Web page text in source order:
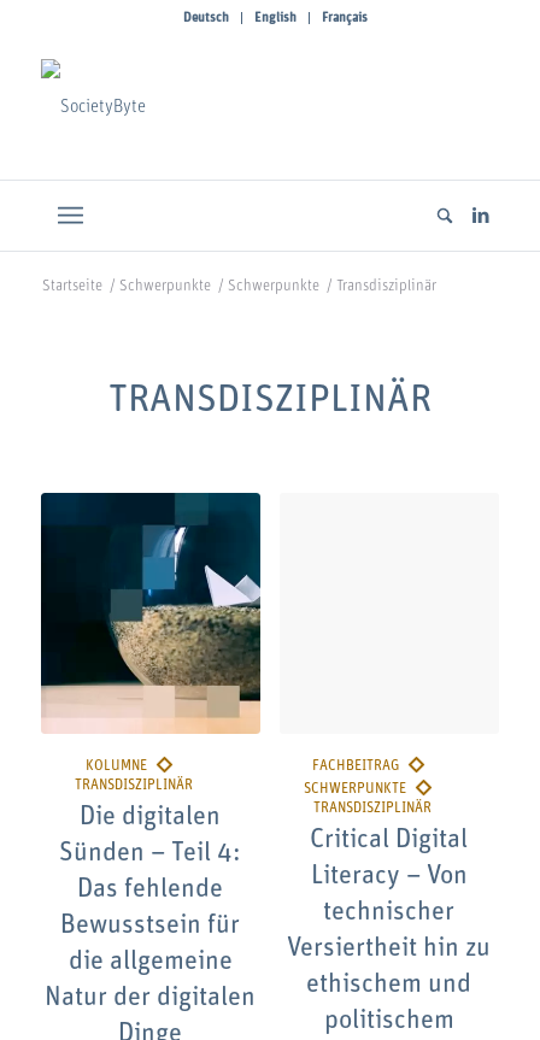
Deutsch English Français
Startseite / Schwerpunkte / Schwerpunkte / Transdisziplinär
TRANSDISZIPLINÄR
Die digitalen
Sünden – Teil 4:
Das fehlende
Bewusstsein für
die allgemeine
Natur der digitalen
Dinge
Critical Digital
Literacy – Von
technischer
Versiertheit hin zu
ethischem und
politischem